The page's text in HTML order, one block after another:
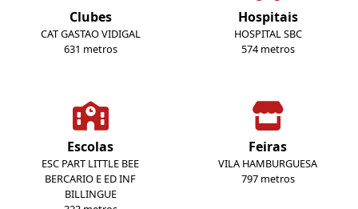
Clubes
CAT GASTAO VIDIGAL
631 metros
Hospitais
HOSPITAL SBC
574 metros
Escolas
ESC PART LITTLE BEE
BERCARIO E ED INF
BILLINGUE
Feiras
VILA HAMBURGUESA
797 metros